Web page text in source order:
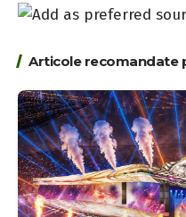
Articole recomandate